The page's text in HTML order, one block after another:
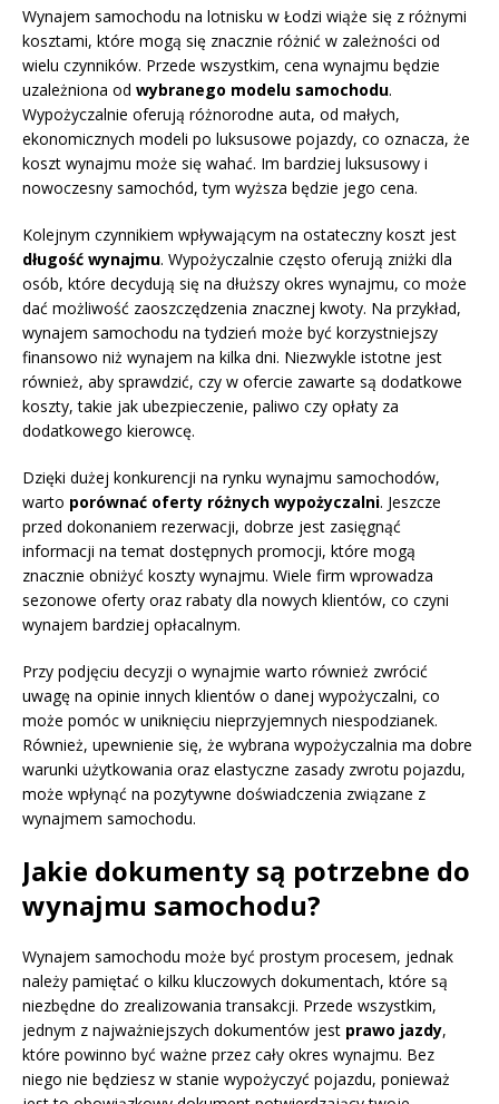
Wynajem samochodu na lotnisku w Łodzi wiąże się z różnymi
kosztami, które mogą się znacznie różnić w zależności od
wielu czynników. Przede wszystkim, cena wynajmu będzie
uzależniona od wybranego modelu samochodu.
Wypożyczalnie oferują różnorodne auta, od małych,
ekonomicznych modeli po luksusowe pojazdy, co oznacza, że
koszt wynajmu może się wahać. Im bardziej luksusowy i
nowoczesny samochód, tym wyższa będzie jego cena.
Kolejnym czynnikiem wpływającym na ostateczny koszt jest
długość wynajmu. Wypożyczalnie często oferują zniżki dla
osób, które decydują się na dłuższy okres wynajmu, co może
dać możliwość zaoszczędzenia znacznej kwoty. Na przykład,
wynajem samochodu na tydzień może być korzystniejszy
finansowo niż wynajem na kilka dni. Niezwykle istotne jest
również, aby sprawdzić, czy w ofercie zawarte są dodatkowe
koszty, takie jak ubezpieczenie, paliwo czy opłaty za
dodatkowego kierowcę.
Dzięki dużej konkurencji na rynku wynajmu samochodów,
warto porównać oferty różnych wypożyczalni. Jeszcze
przed dokonaniem rezerwacji, dobrze jest zasięgnąć
informacji na temat dostępnych promocji, które mogą
znacznie obniżyć koszty wynajmu. Wiele firm wprowadza
sezonowe oferty oraz rabaty dla nowych klientów, co czyni
wynajem bardziej opłacalnym.
Przy podjęciu decyzji o wynajmie warto również zwrócić
uwagę na opinie innych klientów o danej wypożyczalni, co
może pomóc w uniknięciu nieprzyjemnych niespodzianek.
Również, upewnienie się, że wybrana wypożyczalnia ma dobre
warunki użytkowania oraz elastyczne zasady zwrotu pojazdu,
może wpłynąć na pozytywne doświadczenia związane z
wynajmem samochodu.
Jakie dokumenty są potrzebne do
wynajmu samochodu?
Wynajem samochodu może być prostym procesem, jednak
należy pamiętać o kilku kluczowych dokumentach, które są
niezbędne do zrealizowania transakcji. Przede wszystkim,
jednym z najważniejszych dokumentów jest prawo jazdy,
które powinno być ważne przez cały okres wynajmu. Bez
niego nie będziesz w stanie wypożyczyć pojazdu, ponieważ